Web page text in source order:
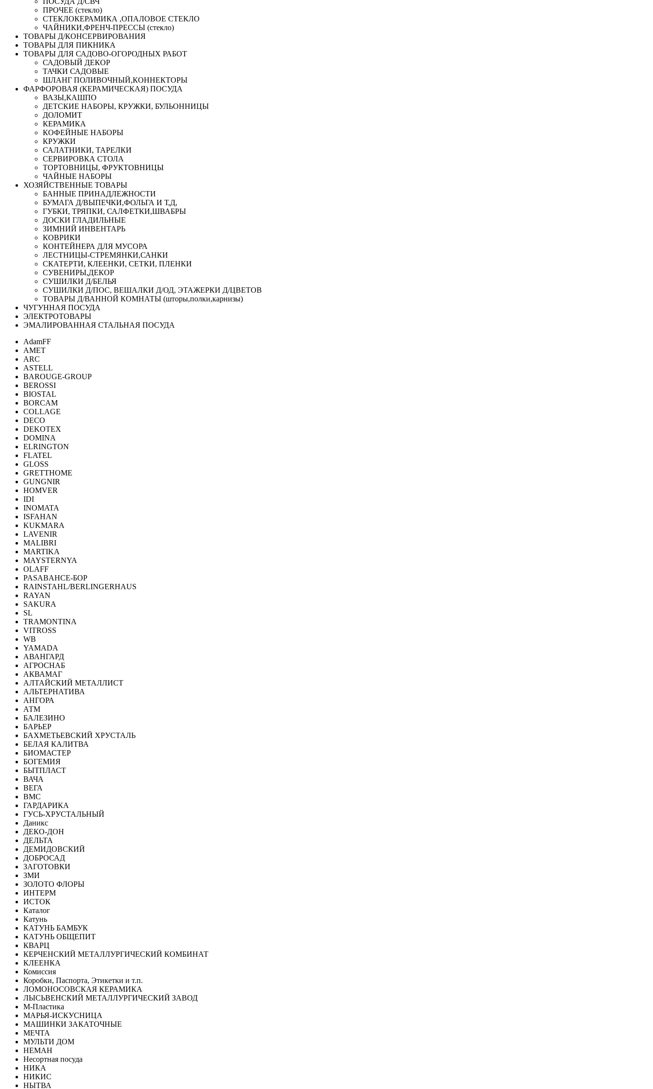
ПРОЧЕЕ (стекло)
СТЕКЛОКЕРАМИКА ,ОПАЛОВОЕ СТЕКЛО
ЧАЙНИКИ,ФРЕНЧ-ПРЕССЫ (стекло)
ТОВАРЫ Д/КОНСЕРВИРОВАНИЯ
ТОВАРЫ ДЛЯ ПИКНИКА
ТОВАРЫ ДЛЯ САДОВО-ОГОРОДНЫХ РАБОТ
САДОВЫЙ ДЕКОР
ТАЧКИ САДОВЫЕ
ШЛАНГ ПОЛИВОЧНЫЙ,КОННЕКТОРЫ
ФАРФОРОВАЯ (КЕРАМИЧЕСКАЯ) ПОСУДА
ВАЗЫ,КАШПО
ДЕТСКИЕ НАБОРЫ, КРУЖКИ, БУЛЬОННИЦЫ
ДОЛОМИТ
КЕРАМИКА
КОФЕЙНЫЕ НАБОРЫ
КРУЖКИ
САЛАТНИКИ, ТАРЕЛКИ
СЕРВИРОВКА СТОЛА
ТОРТОВНИЦЫ, ФРУКТОВНИЦЫ
ЧАЙНЫЕ НАБОРЫ
ХОЗЯЙСТВЕННЫЕ ТОВАРЫ
БАННЫЕ ПРИНАДЛЕЖНОСТИ
БУМАГА Д/ВЫПЕЧКИ,ФОЛЬГА И Т,Д,
ГУБКИ, ТРЯПКИ, САЛФЕТКИ,ШВАБРЫ
ДОСКИ ГЛАДИЛЬНЫЕ
ЗИМНИЙ ИНВЕНТАРЬ
КОВРИКИ
КОНТЕЙНЕРА ДЛЯ МУСОРА
ЛЕСТНИЦЫ-СТРЕМЯНКИ,САНКИ
СКАТЕРТИ, КЛЕЕНКИ, СЕТКИ, ПЛЕНКИ
СУВЕНИРЫ,ДЕКОР
СУШИЛКИ Д/БЕЛЬЯ
СУШИЛКИ Д/ПОС, ВЕШАЛКИ Д/ОД, ЭТАЖЕРКИ Д/ЦВЕТОВ
ТОВАРЫ Д/ВАННОЙ КОМНАТЫ (шторы,полки,карнизы)
ЧУГУННАЯ ПОСУДА
ЭЛЕКТРОТОВАРЫ
ЭМАЛИРОВАННАЯ СТАЛЬНАЯ ПОСУДА
AdamFF
AMET
ARC
ASTELL
BAROUGE-GROUP
BEROSSI
BIOSTAL
BORCAM
COLLAGE
DECO
DEKOTEX
DOMINA
ELRINGTON
FLATEL
GLOSS
GRETTHOME
GUNGNIR
HOMVER
IDI
INOMATA
ISFAHAN
KUKMARA
LAVENIR
MALIBRI
MARTIKA
MAYSTERNYA
OLAFF
PASABAHCE-БОР
RAINSTAHL/BERLINGERHAUS
RAYAN
SAKURA
SL
TRAMONTINA
VITROSS
WB
YAMADA
АВАНГАРД
АГРОСНАБ
АКВАМАГ
АЛТАЙСКИЙ МЕТАЛЛИСТ
АЛЬТЕРНАТИВА
АНГОРА
АТМ
БАЛЕЗИНО
БАРЬЕР
БАХМЕТЬЕВСКИЙ ХРУСТАЛЬ
БЕЛАЯ КАЛИТВА
БИОМАСТЕР
БОГЕМИЯ
БЫТПЛАСТ
ВАЧА
ВЕГА
ВМС
ГАРДАРИКА
ГУСЬ-ХРУСТАЛЬНЫЙ
Даникс
ДЕКО-ДОН
ДЕЛЬТА
ДЕМИДОВСКИЙ
ДОБРОСАД
ЗАГОТОВКИ
ЗМИ
ЗОЛОТО ФЛОРЫ
ИНТЕРМ
ИСТОК
Каталог
Катунь
КАТУНЬ БАМБУК
КАТУНЬ ОБЩЕПИТ
КВАРЦ
КЕРЧЕНСКИЙ МЕТАЛЛУРГИЧЕСКИЙ КОМБИНАТ
КЛЕЕНКА
Комиссия
Коробки, Паспорта, Этикетки и т.п.
ЛОМОНОСОВСКАЯ КЕРАМИКА
ЛЫСЬВЕНСКИЙ МЕТАЛЛУРГИЧЕСКИЙ ЗАВОД
М-Пластика
МАРЬЯ-ИСКУСНИЦА
МАШИНКИ ЗАКАТОЧНЫЕ
МЕЧТА
МУЛЬТИ ДОМ
НЕМАН
Несортная посуда
НИКА
НИКИС
НЫТВА